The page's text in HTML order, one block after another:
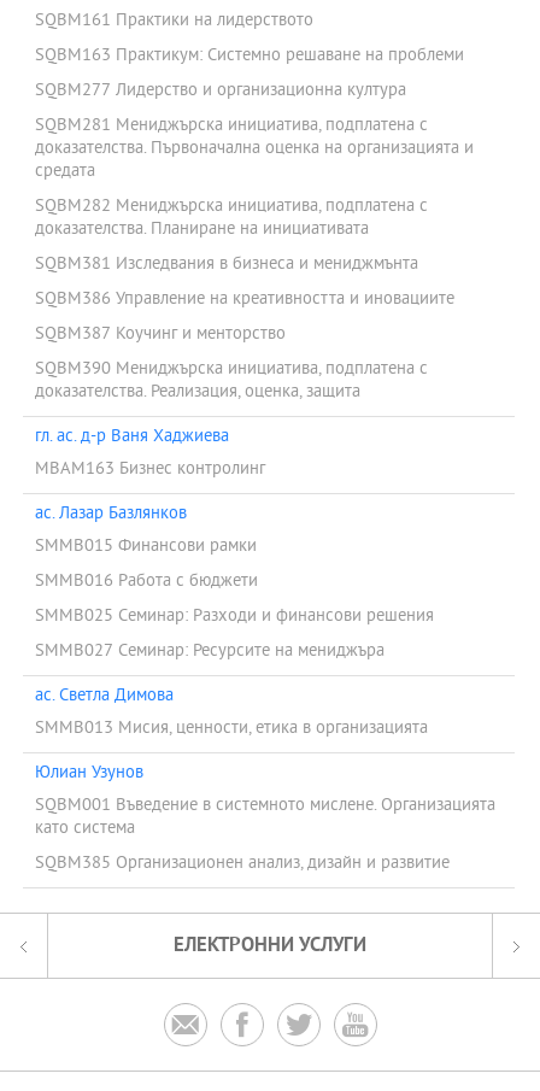
SQBM161 Практики на лидерството
SQBM163 Практикум: Системно решаване на проблеми
SQBM277 Лидерство и организационна култура
SQBM281 Мениджърска инициатива, подплатена с
доказателства. Първоначална оценка на организацията и
средата
SQBM282 Мениджърска инициатива, подплатена с
доказателства. Планиране на инициативата
SQBM381 Изследвания в бизнеса и мениджмънта
SQBM386 Управление на креативността и иновациите
SQBM387 Коучинг и менторство
SQBM390 Мениджърска инициатива, подплатена с
доказателства. Реализация, оценка, защита
гл. ас. д-р Ваня Хаджиева
MBAM163 Бизнес контролинг
ас. Лазар Базлянков
SMMB015 Финансови рамки
SMMB016 Работа с бюджети
SMMB025 Семинар: Разходи и финансови решения
SMMB027 Семинар: Ресурсите на мениджъра
ас. Светла Димова
SMMB013 Мисия, ценности, етика в организацията
Юлиан Узунов
SQBM001 Въведение в системното мислене. Организацията
като система
SQBM385 Организационен анализ, дизайн и развитие
ЕЛЕКТРОННИ УСЛУГИ
   